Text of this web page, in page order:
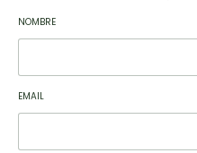
NOMBRE
EMAIL